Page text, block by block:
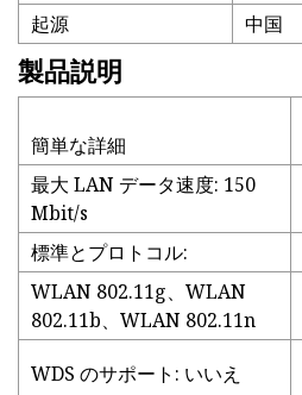
起源
中国
製品説明
簡単な詳細
最大 LAN データ速度: 150
Mbit/s
標準とプロトコル:
WLAN 802.11g、WLAN
802.11b、WLAN 802.11n
WDS のサポート: いいえ